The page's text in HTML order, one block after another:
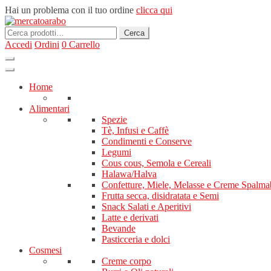
Hai un problema con il tuo ordine clicca qui
Cerca: Cerca
Accedi Ordini 0 Carrello
Home
Alimentari
Spezie
Tè, Infusi e Caffè
Condimenti e Conserve
Legumi
Cous cous, Semola e Cereali
Halawa/Halva
Confetture, Miele, Melasse e Creme
Frutta secca, disidratata e Semi
Snack Salati e Aperitivi
Latte e derivati
Bevande
Pasticceria e dolci
Cosmesi
Creme corpo